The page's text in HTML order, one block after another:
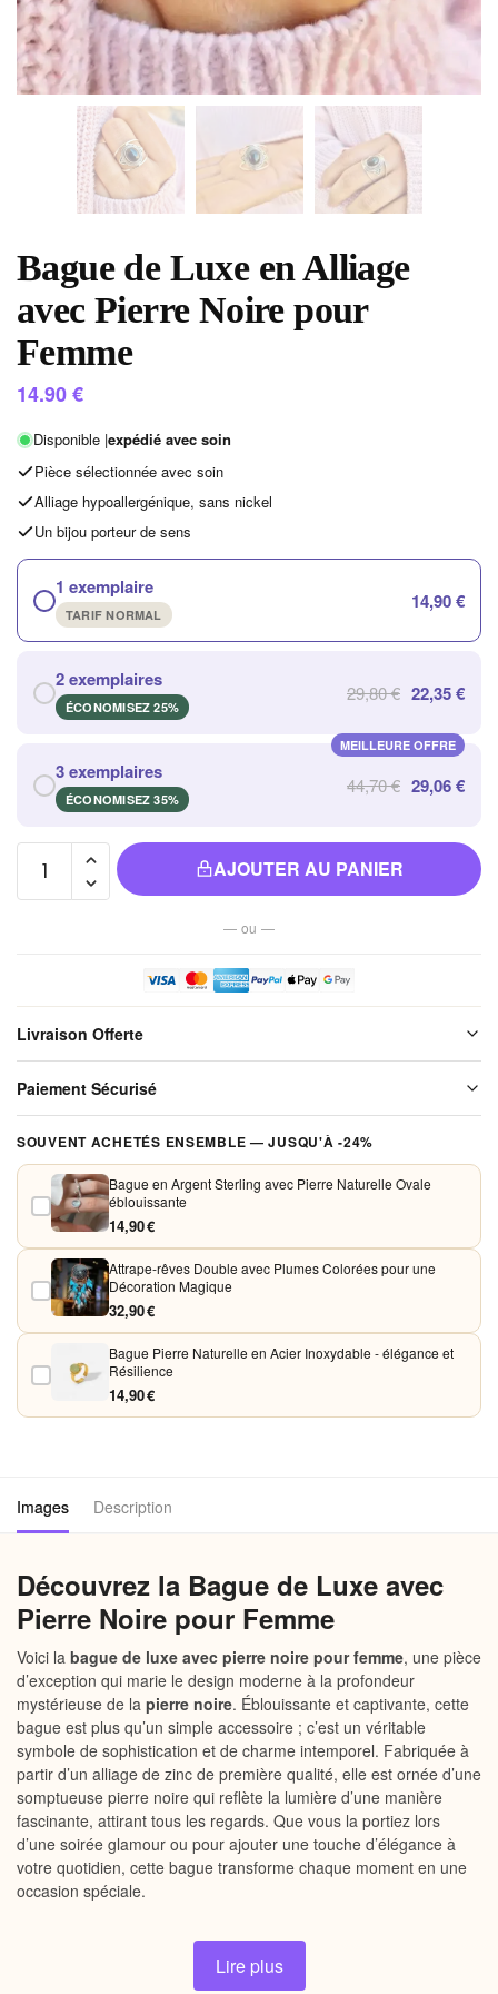
Bague de Luxe en Alliage
avec Pierre Noire pour
Femme
14.90€
Disponible |expédié avec soin
Pièce sélectionnée avec soin
Alliage hypoallergénique, sans nickel
Un bijou porteur de sens
1 exemplaire
TARIF NORMAL
14,90 €
2 exemplaires
ÉCONOMISEZ 25%
29,80 € 22,35 €
MEILLEURE OFFRE
3 exemplaires
ÉCONOMISEZ 35%
44,70 € 29,06 €
avec
Pierre
Noire
pour
Femme
AJOUTER AU PANIER
— ou —
Livraison Offerte
soigneusement emballé avant expédition. Aucun frais de port, jamais.
Paiement Sécurisé
acceptons Visa, Mastercard, PayPal et Apple Pay. Aucune donnée
bancaire n'est conservée sur nos serveurs.
SOUVENT ACHETÉS ENSEMBLE — JUSQU'À -24%
Bague en Argent Sterling avec Pierre Naturelle Ovale
éblouissante
14,90 €
Attrape-rêves Double avec Plumes Colorées pour une
Décoration Magique
32,90 €
Bague Pierre Naturelle en Acier Inoxydable - élégance et
Résilience
14,90 €
Images Description
Découvrez la Bague de Luxe avec
Pierre Noire pour Femme
Voici la bague de luxe avec pierre noire pour femme, une pièce
d’exception qui marie le design moderne à la profondeur
mystérieuse de la pierre noire. Éblouissante et captivante, cette
bague est plus qu’un simple accessoire ; c’est un véritable
symbole de sophistication et de charme intemporel. Fabriquée à
partir d’un alliage de zinc de première qualité, elle est ornée d’une
somptueuse pierre noire qui reflète la lumière d’une manière
fascinante, attirant tous les regards. Que vous la portiez lors
d’une soirée glamour ou pour ajouter une touche d’élégance à
votre quotidien, cette bague transforme chaque moment en une
occasion spéciale.
Lire plus